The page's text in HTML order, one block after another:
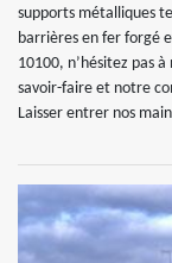
supports métalliques
barrières en fer forgé
10100, n’hésitez pas
savoir-faire et notre
Laisser entrer nos